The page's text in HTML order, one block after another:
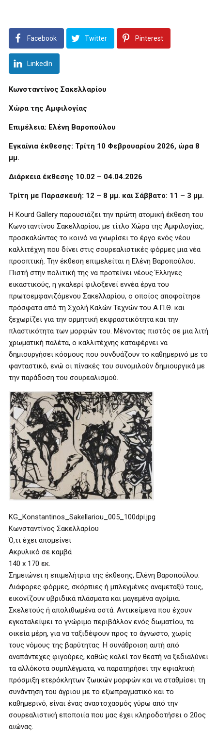
Facebook Twitter Pinterest
LinkedIn
Κωνσταντίνος Σακελλαρίου
Χώρα της Αμφιλογίας
Επιμέλεια: Ελένη Βαροπούλου
Εγκαίνια έκθεσης: Τρίτη 10 Φεβρουαρίου 2026, ώρα 8
μμ.
Διάρκεια έκθεσης 10.02 – 04.04.2026
Τρίτη με Παρασκευή: 12 – 8 μμ. και Σάββατο: 11 – 3 μμ.
Η Kourd Gallery παρουσιάζει την πρώτη ατομική έκθεση του
Κωνσταντίνου Σακελλαρίου, με τίτλο Χώρα της Αμφιλογίας,
προσκαλώντας το κοινό να γνωρίσει το έργο ενός νέου
καλλιτέχνη που δίνει στις σουρεαλιστικές φόρμες μια νέα
προοπτική. Την έκθεση επιμελείται η Ελένη Βαροπούλου.
Πιστή στην πολιτική της να προτείνει νέους Έλληνες
εικαστικούς, η γκαλερί φιλοξενεί εννέα έργα του
πρωτοεμφανιζόμενου Σακελλαρίου, ο οποίος αποφοίτησε
πρόσφατα από τη Σχολή Καλών Τεχνών του Α.Π.Θ. και
ξεχωρίζει για την ορμητική εκφραστικότητα και την
πλαστικότητα των μορφών του. Μένοντας πιστός σε μια λιτή
χρωματική παλέτα, ο καλλιτέχνης καταφέρνει να
δημιουργήσει κόσμους που συνδυάζουν το καθημερινό με το
φανταστικό, ενώ οι πίνακές του συνομιλούν δημιουργικά με
την παράδοση του σουρεαλισμού.
KG_Konstantinos_Sakellariou_005_100dpi.jpg
Κωνσταντίνος Σακελλαρίου
Ό,τι έχει απομείνει
Ακρυλικό σε καμβά
140 x 170 εκ.
Σημειώνει η επιμελήτρια της έκθεσης, Ελένη Βαροπούλου:
Διάφορες φόρμες, σκόρπιες ή μπλεγμένες αναμεταξύ τους,
εικονίζουν υβριδικά πλάσματα και μαγεμένα αγρίμια.
Σκελετούς ή απολιθωμένα οστά. Αντικείμενα που έχουν
εγκαταλείψει το γνώριμο περιβάλλον ενός δωματίου, τα
οικεία μέρη, για να ταξιδέψουν προς το άγνωστο, χωρίς
τους νόμους της βαρύτητας. Η συνάθροιση αυτή από
αναπάντεχες φιγούρες, καθώς καλεί τον θεατή να ξεδιαλύνει
τα αλλόκοτα συμπλέγματα, να παρατηρήσει την εφιαλτική
πρόσμιξη ετερόκλητων ζωικών μορφών και να σταθμίσει τη
συνάντηση του άγριου με το εξωπραγματικό και το
καθημερινό, είναι ένας αναστοχασμός γύρω από την
σουρεαλιστική εποποιία που μας έχει κληροδοτήσει ο 20ος
αιώνας.